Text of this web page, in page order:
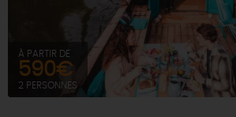
À PARTIR DE
590€
2 PERSONNES